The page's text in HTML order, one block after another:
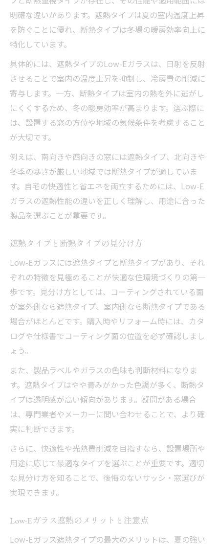
明確な違いがあります。遮熱タイプは夏の室内温度上昇
を防ぐことに優れ、断熱タイプは冬場の暖房効率向上に
特化しています。
具体的には、遮熱タイプのLow-Eガラスは、日射を反射
させることで室内の温度上昇を抑制し、冷房費の削減に
寄与します。一方、断熱タイプは室内の熱を外に逃がし
にくくするため、冬の暖房効率が高まります。選ぶ際に
は、設置する窓の方位や地域の気候条件を考慮すること
が大切です。
例えば、南向きや西向きの窓には遮熱タイプ、北向きや
冬季の寒さが厳しい地域では断熱タイプが適していま
す。自宅の快適性と省エネを両立するためには、Low-E
ガラスの遮熱性能の違いを正しく理解し、用途に合った
製品を選ぶことが重要です。
遮熱タイプと断熱タイプの見分け方
Low-Eガラスには遮熱タイプと断熱タイプがあり、それ
ぞれの特徴を見極めることが快適な住環境づくりの第一
歩です。見分け方としては、コーティングされている面
が室外側なら遮熱タイプ、室内側なら断熱タイプである
場合がほとんどです。購入時やリフォーム時には、カタ
ログや仕様書でコーティング面の位置を必ず確認しまし
ょう。
また、製品ラベルやガラスの色味も判断材料になりま
す。遮熱タイプはやや青みがかった色調が多く、断熱タ
イプは透明感が高い傾向があります。疑問がある場合
は、専門業者やメーカーに問い合わせることで、より確
実に判断できます。
さらに、快適性や光熱費削減を目指すなら、設置場所や
用途に応じて最適なタイプを選ぶことが重要です。適切
な見分け方を知ることで、後悔のないサッシ・窓選びが
実現できます。
Low-Eガラス遮熱のメリットと注意点
Low-Eガラス遮熱タイプの最大のメリットは、夏の強い